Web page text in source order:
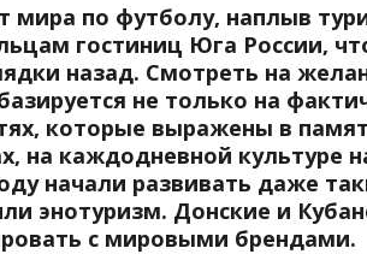
по футболу, наплыв
гостиниц Юга России,
назад. Смотреть на
не только на
которые выражены в
на каждодневной культуре
начали развивать даже
энотуризм. Донские и
с мировыми брендами.